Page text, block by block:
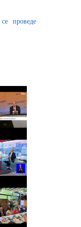
проведе